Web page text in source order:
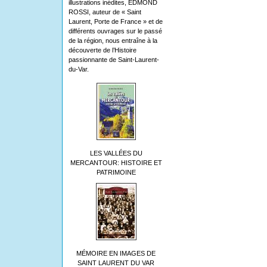
illustrations inédites, EDMOND
ROSSI, auteur de « Saint
Laurent, Porte de France » et de
différents ouvrages sur le passé
de la région, nous entraîne à la
découverte de l’Histoire
passionnante de Saint-Laurent-
du-Var.
LES VALLÉES DU
MERCANTOUR: HISTOIRE ET
PATRIMOINE
MÉMOIRE EN IMAGES DE
SAINT LAURENT DU VAR